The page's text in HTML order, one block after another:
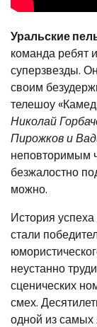
Уральские
команда ребят
суперзвезды.
своим
телешоу
Николай
Пирожков и
неповторимым
безжалостно
можно.
История
стали
неустанно
сценических
смех.
одной из самых